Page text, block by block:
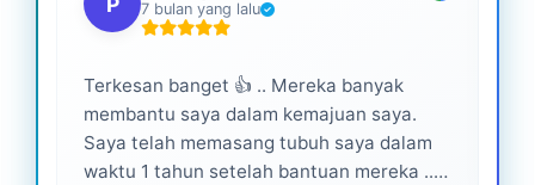
7 bulan yang lalu
Terkesan banget 👍 .. Mereka banyak
membantu saya dalam kemajuan saya.
Saya telah memasang tubuh saya dalam
waktu 1 tahun setelah bantuan mereka ...